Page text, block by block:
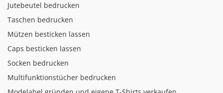
Jutebeutel bedrucken
Taschen bedrucken
Mützen besticken lassen
Caps besticken lassen
Socken bedrucken
Multifunktionstücher bedrucken